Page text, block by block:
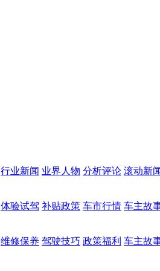
行业新闻 业界人物 分析评论 滚动新
体验试驾 补贴政策 车市行情 车主故
维修保养 驾驶技巧 政策福利 车主故